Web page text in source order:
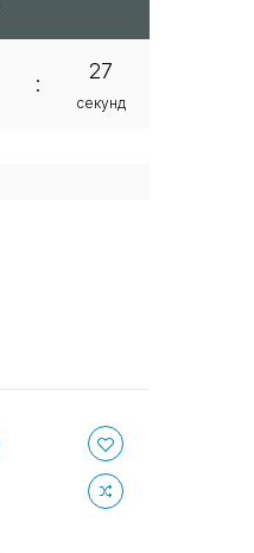
:
27
секунд